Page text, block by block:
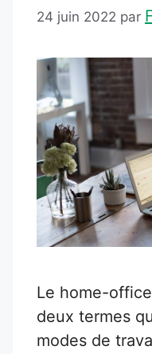
24 juin 2022 par
Le home-
deux termes
modes de